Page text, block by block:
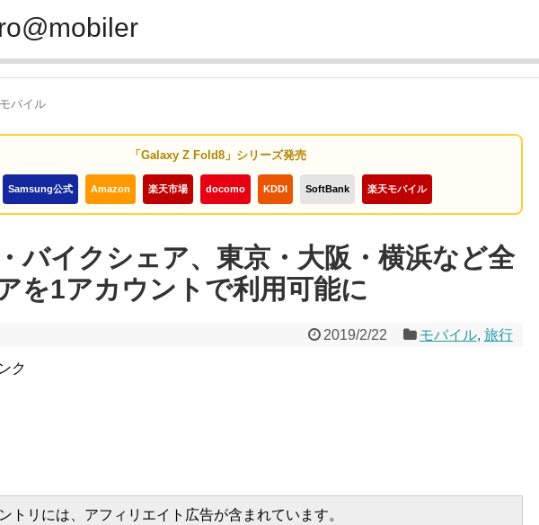
モバイル
「Galaxy Z Fold8」シリーズ発売
Samsung公式 Amazon 楽天市場 docomo KDDI SoftBank 楽天モバイル
バイクシェア、東京・大阪・横浜など全
を1アカウントで利用可能に
2019/2/22 モバイル, 旅行
ク
トリには、アフィリエイト広告が含まれています。